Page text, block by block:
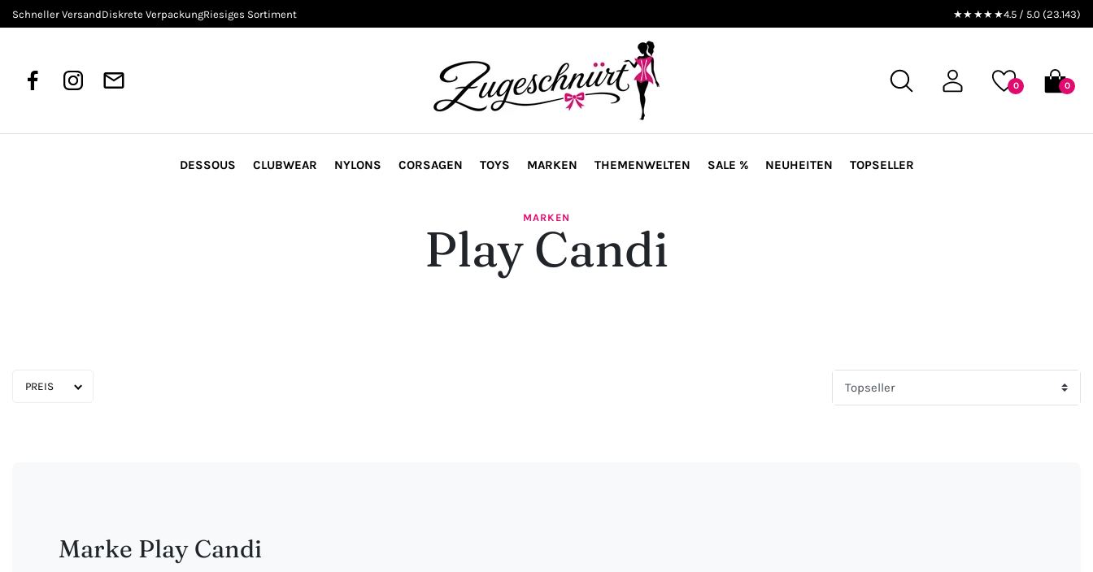
Schneller VersandDiskrete VerpackungRiesiges Sortiment ★★★★★4.5 / 5.0 (23.143)
0 0
DESSOUS CLUBWEAR NYLONS CORSAGEN TOYS MARKEN THEMENWELTEN SALE % NEUHEITEN TOPSELLER
MARKEN
Play Candi
PREIS
Marke Play Candi